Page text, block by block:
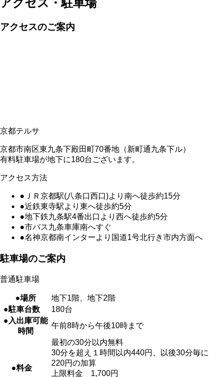
アクセスのご案内
京都テルサ
京都市南区東九条下殿田町70番地（新町通九条下ル）
有料駐車場が地下に180台ございます。
アクセス方法
●ＪＲ京都駅(八条口西口)より南へ徒歩約15分
●近鉄東寺駅より東へ徒歩約5分
●地下鉄九条駅4番出口より西へ徒歩約5分
●市バス九条車庫南へすぐ
●名神京都南インターより国道1号北行き市内方面へ
駐車場のご案内
普通駐車場
●場所
地下1階、地下2階
●駐車台数
180台
●入出庫可能
時間
午前8時から午後10時まで
●料金
最初の30分以内無料
30分を超え１時間以内440円、以後30分毎に
220円の加算
上限料金 1,700円